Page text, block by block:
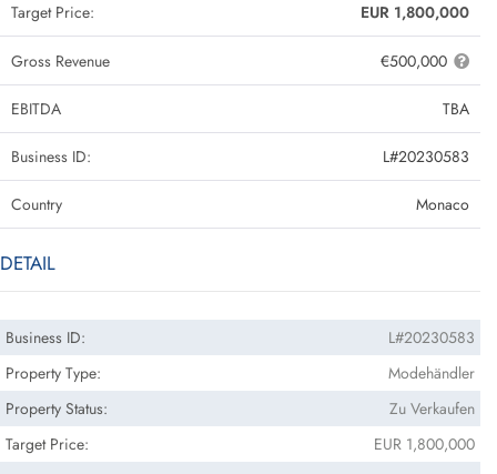
Target Price: EUR 1,800,000
Gross Revenue €500,000
EBITDA TBA
Business ID: L#20230583
Country Monaco
DETAIL
Business ID:
L#20230583
Property Type:
Modehändler
Property Status:
Zu Verkaufen
Target Price:
EUR 1,800,000